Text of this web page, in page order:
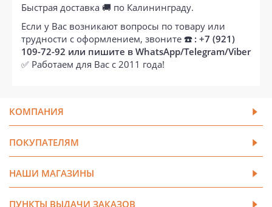
Быстрая доставка 🚚 по Калининграду.
Если у Вас возникают вопросы по товару или
трудности с оформлением, звоните ☎️ : +7 (921)
109-72-92 или пишите в WhatsApp/Telegram/Viber
✅ Работаем для Вас с 2011 года!
КОМПАНИЯ
ПОКУПАТЕЛЯМ
НАШИ МАГАЗИНЫ
ПУНКТЫ ВЫДАЧИ ЗАКАЗОВ